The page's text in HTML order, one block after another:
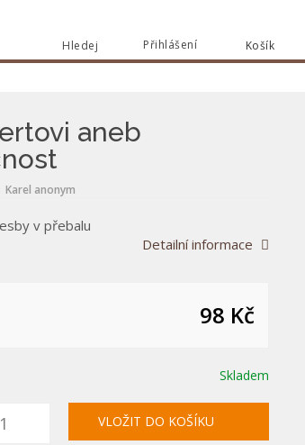
Košík
Přihlášení
Hledej
aneb
Karel anonym
v přebalu
Detailní informace
98 Kč
Skladem